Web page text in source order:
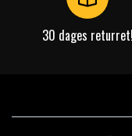
Flere porte – oplad
GaN-teknologi –
Magnetiske fødder
Varemærke:
30 dages returret!